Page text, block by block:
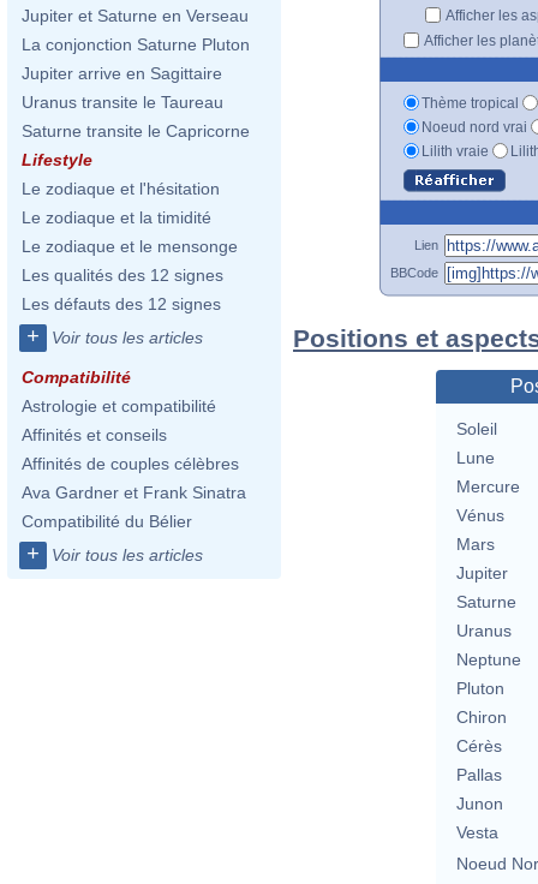
Jupiter et Saturne en Verseau
La conjonction Saturne Pluton
Jupiter arrive en Sagittaire
Uranus transite le Taureau
Saturne transite le Capricorne
Lifestyle
Le zodiaque et l'hésitation
Le zodiaque et la timidité
Le zodiaque et le mensonge
Les qualités des 12 signes
Les défauts des 12 signes
+ Voir tous les articles
Compatibilité
Astrologie et compatibilité
Affinités et conseils
Affinités de couples célèbres
Ava Gardner et Frank Sinatra
Compatibilité du Bélier
+ Voir tous les articles
Afficher les
Afficher les
Thème tropical
Noeud nord vrai
Lilith vraie
Lien
BBCode
Positions et
Soleil
Lune
Mercure
Vénus
Mars
Jupiter
Saturne
Uranus
Neptune
Pluton
Chiron
Cérès
Pallas
Junon
Vesta
Noeud